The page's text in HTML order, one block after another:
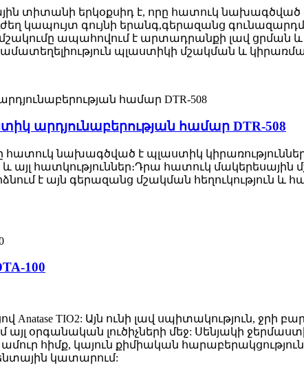
տիտանի երկօքսիդ է, որը հատուկ նախագծված
կապույտ գույնի երանգ,գերազանց
ապահովում է արտադրանքի լավ ցրման և
պլաստիկի մշակման և
արդյունաբերության համար DTR-508
հատուկ նախագծված է պլաստիկ
այլ հատկություններ։Դրա հատուկ
է այն գերազանց մշակման հեղուկություն և
100
TIO2: Այն ունի լավ սպիտակություն, ջրի
այլ օրգանական լուծիչների մեջ: Սենյակի
հիմք, կայուն քիմիական
կատարում: